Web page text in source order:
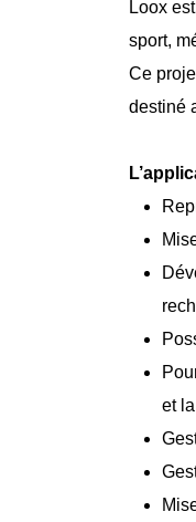
Loox
sport,
Ce
destiné
et